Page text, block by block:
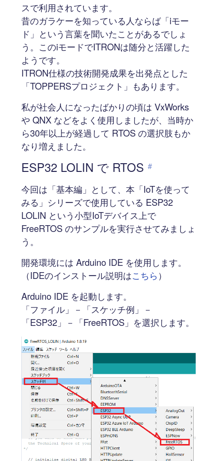
スで利用されています。
昔のガラケーを知っている人ならば「iモー
ド」という言葉を聞いたことがあるでしょ
う。このiモードでITRONは随分と活躍した
ようです。
ITRON仕様の技術開発成果を出発点とした
「TOPPERSプロジェクト」もあります。
私が社会人になったばかりの頃は VxWorks
や QNX などをよく使用しましたが、当時か
ら30年以上が経過して RTOS の選択肢もか
なり増えました。
ESP32 LOLIN で RTOS #
今回は「基本編」として、本「IoTを使って
みる」シリーズで使用している ESP32
LOLIN という小型IoTデバイス上で
FreeRTOS のサンプルを実行させてみましょ
う。
開発環境には Arduino IDE を使用します。
（IDEのインストール説明はこちら ）
Arduino IDE を起動します。
「ファイル」－「スケッチ例」－
「ESP32」－「FreeRTOS」を選択します。